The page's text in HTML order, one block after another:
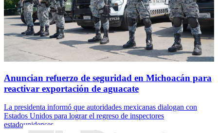
Anuncian refuerzo de seguridad en Michoacán para
reactivar exportación de aguacate
La presidenta informó que autoridades mexicanas dialogan con
Estados Unidos para lograr el regreso de inspectores
estadounidenses